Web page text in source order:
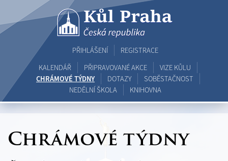
obsah
PŘIHLÁŠENÍ
REGISTRACE
KALENDÁŘ
PŘIPRAVOVANÉ AKCE
VIZE KŮLU
CHRÁMOVÉ TÝDNY
DOTAZY
SOBĚSTAČNOST
NEDĚLNÍ ŠKOLA
KNIHOVNA
Chrámové týdny